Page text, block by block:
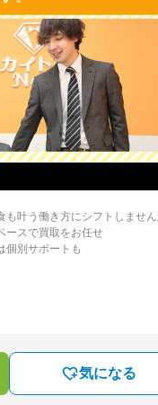
叶う働き方にシフトしません
ースで買取をお任せ
個別サポートも
気になる